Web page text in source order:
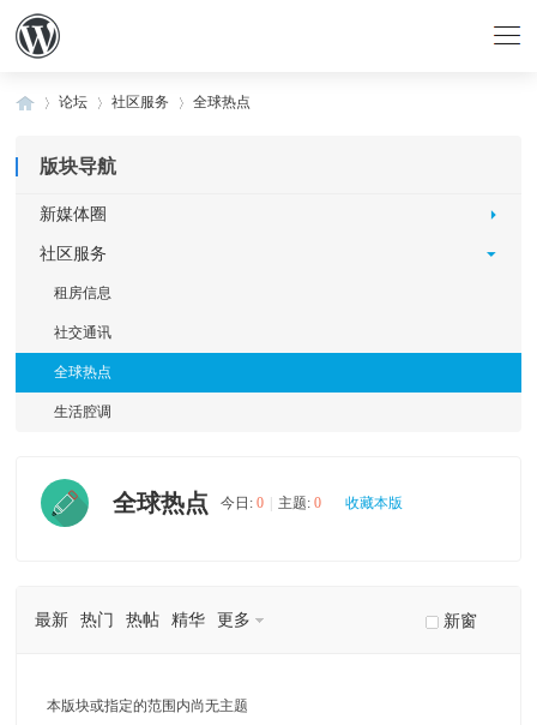
»
论坛
›
社区服务 全球热点
版块导航
新媒体圈
社区服务
租房信息
社交通讯
全球热点
生活腔调
全球热点 今日:0 主题:0 收藏本版
新窗
最新 热门 热帖 精华 更多
本版块或指定的范围内尚无主题